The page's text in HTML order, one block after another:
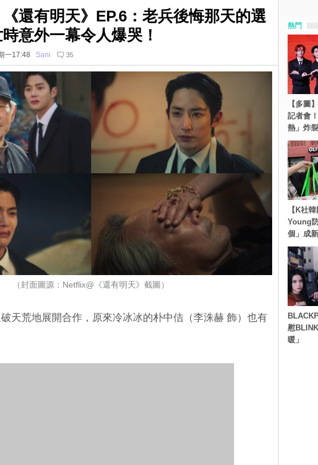
《還有明天》EP.6：老兵後悔那天的選
意外一幕令人爆哭！
一17:48 Sani 35
（封面圖源：Netflix@《還有明天》截圖）
天荒地展開合作，原來冷冰冰的朴中佶（李洙赫 飾）也有
熱門
【多圖
記者會
熱」炸
【K社
Young
個」成
慰
暖」